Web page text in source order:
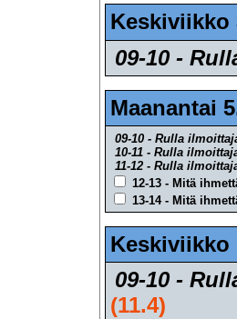
Keskiviikko
09-10 -
Maanantai
09-10 - Rulla
10-11 - Rulla
11-12 - Rulla
12-13 - Mitä
13-14 - Mitä
Keskiviikko
09-10 -
(11.4)